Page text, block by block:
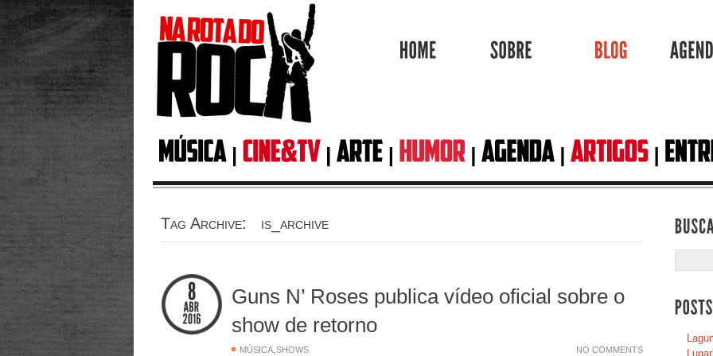
Tag Archive: is_archive
Guns N’ Roses publica vídeo oficial sobre o
show de retorno
MÚSICA,SHOWS NO COMMENTS